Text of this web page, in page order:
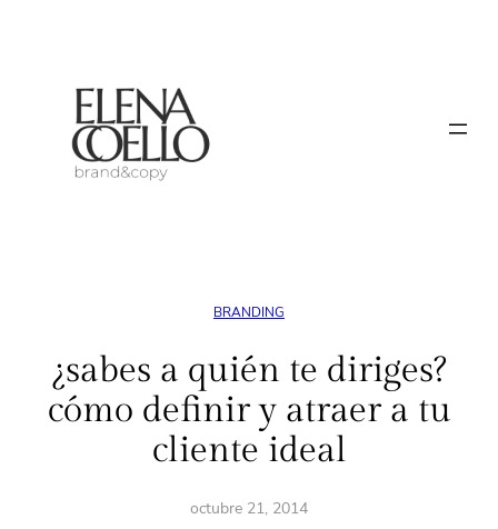
BRANDING
¿sabes a quién te diriges?
cómo definir y atraer a tu
cliente ideal
octubre 21, 2014